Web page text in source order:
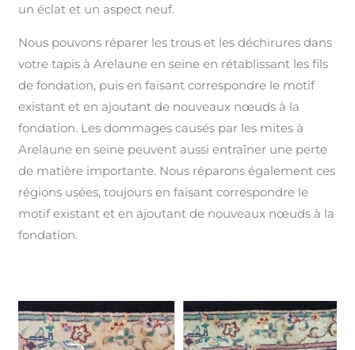
un éclat et un aspect neuf.
Nous pouvons réparer les trous et les déchirures dans
votre tapis à Arelaune en seine en rétablissant les fils
de fondation, puis en faisant correspondre le motif
existant et en ajoutant de nouveaux nœuds à la
fondation. Les dommages causés par les mites à
Arelaune en seine peuvent aussi entraîner une perte
de matière importante. Nous réparons également ces
régions usées, toujours en faisant correspondre le
motif existant et en ajoutant de nouveaux nœuds à la
fondation.